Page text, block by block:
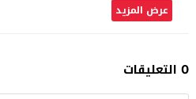
عرض المزيد
0 التعليقات